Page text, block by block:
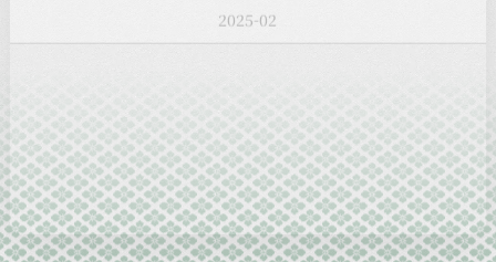
2025-01
2024-11
2024-10
2024-09